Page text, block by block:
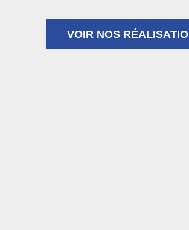
VOIR NOS